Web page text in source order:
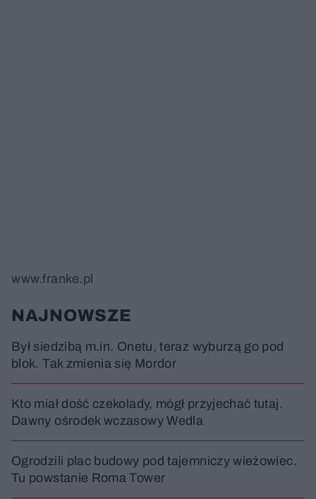
www.franke.pl
NAJNOWSZE
Był siedzibą m.in. Onetu, teraz wyburzą go pod
blok. Tak zmienia się Mordor
Kto miał dość czekolady, mógł przyjechać tutaj.
Dawny ośrodek wczasowy Wedla
Ogrodzili plac budowy pod tajemniczy wieżowiec.
Tu powstanie Roma Tower